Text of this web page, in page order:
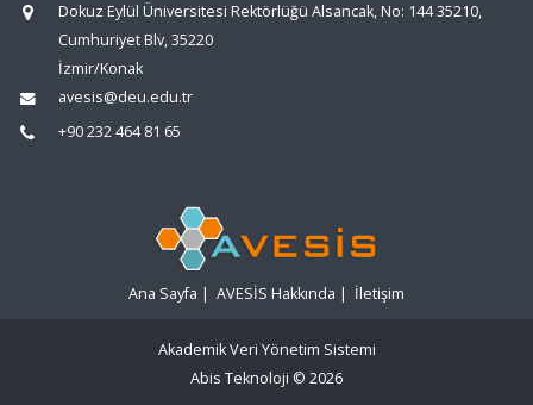
Dokuz Eylül Üniversitesi Rektörlüğü Alsancak, No: 144 35210,
Cumhuriyet Blv, 35220
İzmir/Konak
avesis@deu.edu.tr
+90 232 464 81 65
Ana Sayfa | AVESİS Hakkında | İletişim
Akademik Veri Yönetim Sistemi
Abis Teknoloji © 2026